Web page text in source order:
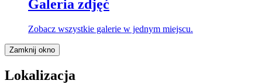
Galeria zdjęć
Zobacz wszystkie galerie w jednym miejscu.
Zamknij okno
Lokalizacja